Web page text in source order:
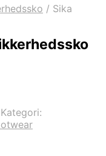
/ Sika
Kategori: